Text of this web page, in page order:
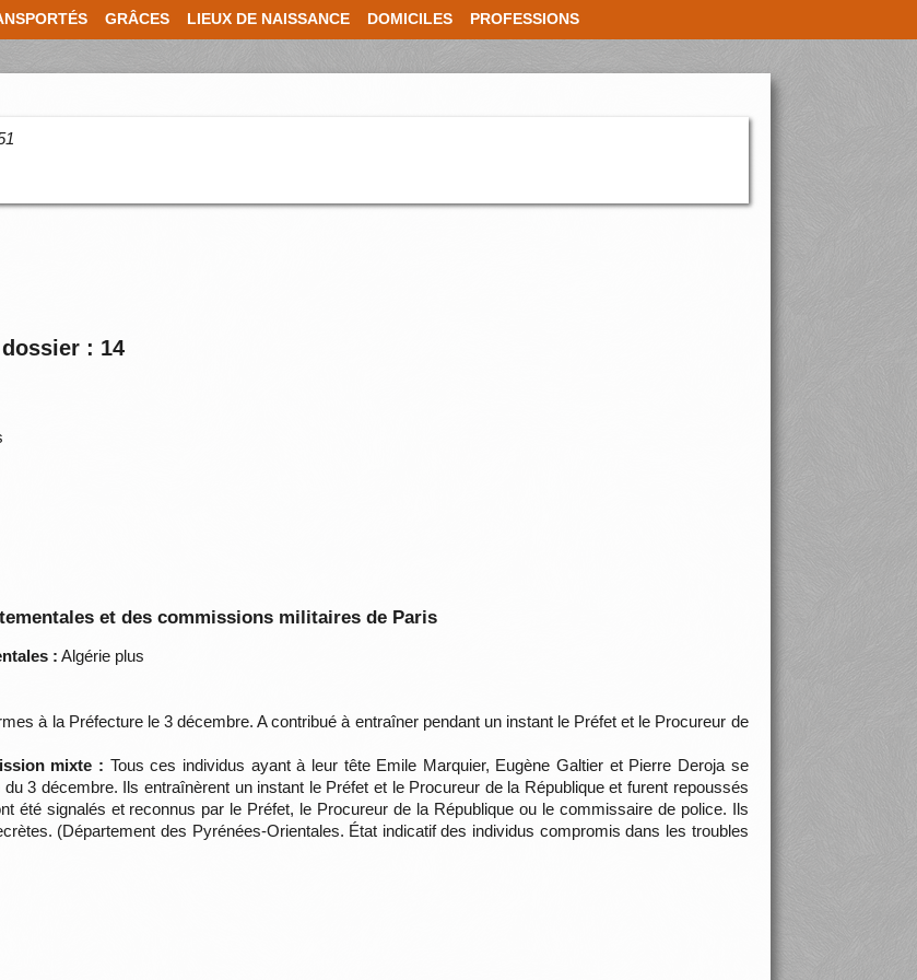
GRÂCES LIEUX DE NAISSANCE DOMICILES PROFESSIONS
: 14
et des commissions militaires de Paris
: Algérie plus
à la Préfecture le 3 décembre. A contribué à entraîner pendant un instant le Préfet et le Procureur de
mixte : Tous ces individus ayant à leur tête Emile Marquier, Eugène Galtier et Pierre Deroja se
3 décembre. Ils entraînèrent un instant le Préfet et le Procureur de la République et furent repoussés
été signalés et reconnus par le Préfet, le Procureur de la République ou le commissaire de police. Ils
(Département des Pyrénées-Orientales. État indicatif des individus compromis dans les troubles